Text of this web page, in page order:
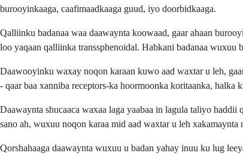
burooyinkaaga, caafimaadkaaga guud, iyo doorbidkaaga.
Qalliinku badanaa waa daawaynta koowaad, gaar ahaan
loo yaqaan qalliinka transsphenoidal. Habkani badanaa wuxuu
Daawooyinku waxay noqon karaan kuwo aad waxtar u leh,
- qaar baa xanniba receptors-ka hoormoonka koritaanka, halka
Daawaynta shucaaca waxaa laga yaabaa in lagula taliyo
sano ah, wuxuu noqon karaa mid aad waxtar u leh xakamaynta
Qorshahaaga daawaynta wuxuu u badan yahay inuu ku lug